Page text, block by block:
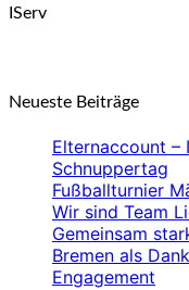
IServ
Neueste Beiträge
Elternaccount –
Schnuppertag
Fußballturnier
Wir sind Team
Gemeinsam
Bremen als
Engagement